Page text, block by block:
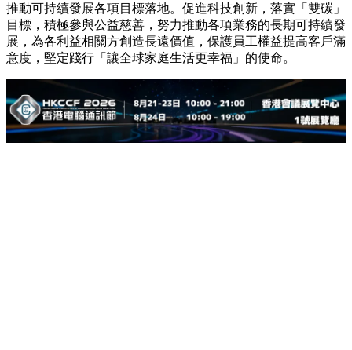
推動可持續發展各項目標落地。促進科技創新，落實「雙碳」
目標，積極參與公益慈善，努力推動各項業務的長期可持續發
展，為各利益相關方創造長遠價值，保護員工權益提高客戶滿
意度，堅定踐行「讓全球家庭生活更幸福」的使命。